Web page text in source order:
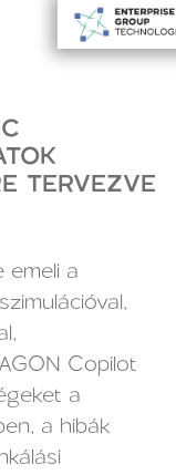
TERVEZVE
emeli a
Copilot
a
a hibák